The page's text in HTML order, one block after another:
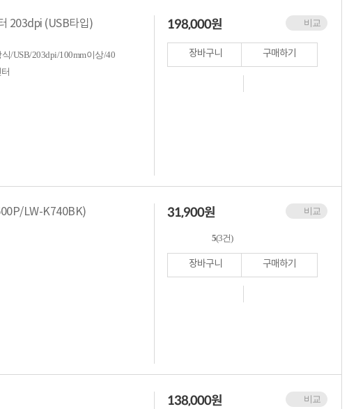
203dpi (USB타입)
/USB/203dpi/100mm이상/40
비교
198,000원
장바구니 구매하기
LW-K740BK) 비교
31,900원
5(3건)
장바구니 구매하기
비교
138,000원